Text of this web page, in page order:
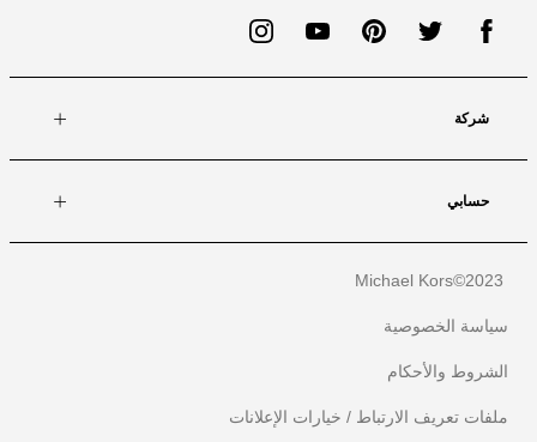
شركة
حسابي
Michael Kors
سياسة الخصوصية
الشروط والأحكام
ملفات تعريف الارتباط / خيارات الإعلانات